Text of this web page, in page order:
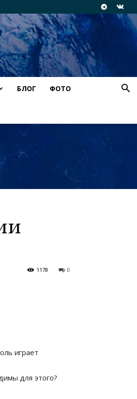
БЛОГ ФОТО
0
1178
играет
для этого?